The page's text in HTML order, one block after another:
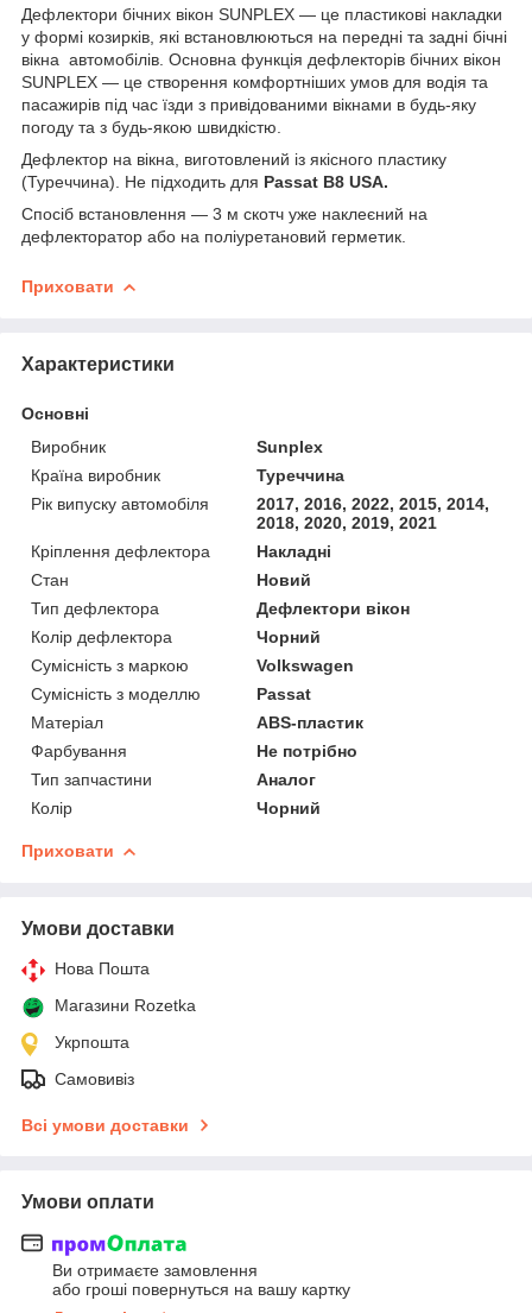
Дефлектори бічних вікон SUNPLEX — це пластикові накладки
у формі козирків, які встановлюються на передні та задні бічні
вікна автомобілів. Основна функція дефлекторів бічних вікон
SUNPLEX — це створення комфортніших умов для водія та
пасажирів під час їзди з привідованими вікнами в будь-яку
погоду та з будь-якою швидкістю.
Дефлектор на вікна, виготовлений із якісного пластику
(Туреччина). Не підходить для Passat B8 USA.
Спосіб встановлення — 3 м скотч уже наклеєний на
дефлекторатор або на поліуретановий герметик.
Приховати
Характеристики
Основні
Виробник
Sunplex
Країна виробник
Туреччина
Рік випуску автомобіля
2017, 2016, 2022, 2015, 2014,
2018, 2020, 2019, 2021
Кріплення дефлектора
Накладні
Стан
Новий
Тип дефлектора
Дефлектори вікон
Колір дефлектора
Чорний
Сумісність з маркою
Volkswagen
Сумісність з моделлю
Passat
Матеріал
ABS-пластик
Фарбування
Не потрібно
Тип запчастини
Аналог
Колір
Чорний
Приховати
Умови доставки
Нова Пошта
Магазини Rozetka
Укрпошта
Самовивіз
Всі умови доставки
Умови оплати
Ви отримаєте замовлення
або гроші повернуться на вашу картку